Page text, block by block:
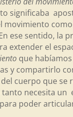
significaba
movimiento
ese sentido, la
extender el
que
y compartirlo
cuerpo que se
necesita un
poder